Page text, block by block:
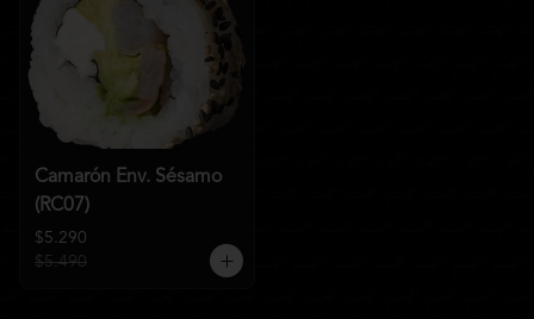
Camarón Env. Sésamo
(RC07)
$5.290
$5.490